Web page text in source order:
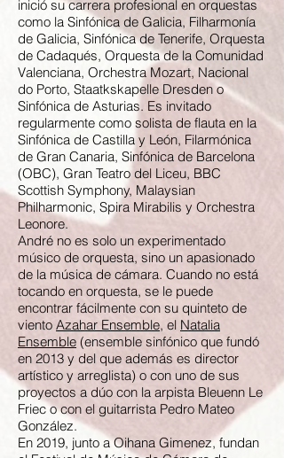
inició su carrera profesional en orquestas
como la Sinfónica de Galicia, Filharmonía
de Galicia, Sinfónica de Tenerife, Orquesta
de Cadaqués, Orquesta de la Comunidad
Valenciana, Orchestra Mozart, Nacional
do Porto, Staatkskapelle Dresden o
Sinfónica de Asturias. Es invitado
regularmente como solista de flauta en la
Sinfónica de Castilla y León, Filarmónica
de Gran Canaria, Sinfónica de Barcelona
(OBC), Gran Teatro del Liceu, BBC
Scottish Symphony, Malaysian
Philharmonic, Spira Mirabilis y Orchestra
Leonore.
André no es solo un experimentado
músico de orquesta, sino un apasionado
de la música de cámara. Cuando no está
tocando en orquesta, se le puede
encontrar fácilmente con su quinteto de
viento Azahar Ensemble, el Natalia
Ensemble (ensemble sinfónico que fundó
en 2013 y del que además es director
artístico y arreglista) o con uno de sus
proyectos a dúo con la arpista Bleuenn Le
Friec o con el guitarrista Pedro Mateo
González.
En 2019, junto a Oihana Gimenez, fundan